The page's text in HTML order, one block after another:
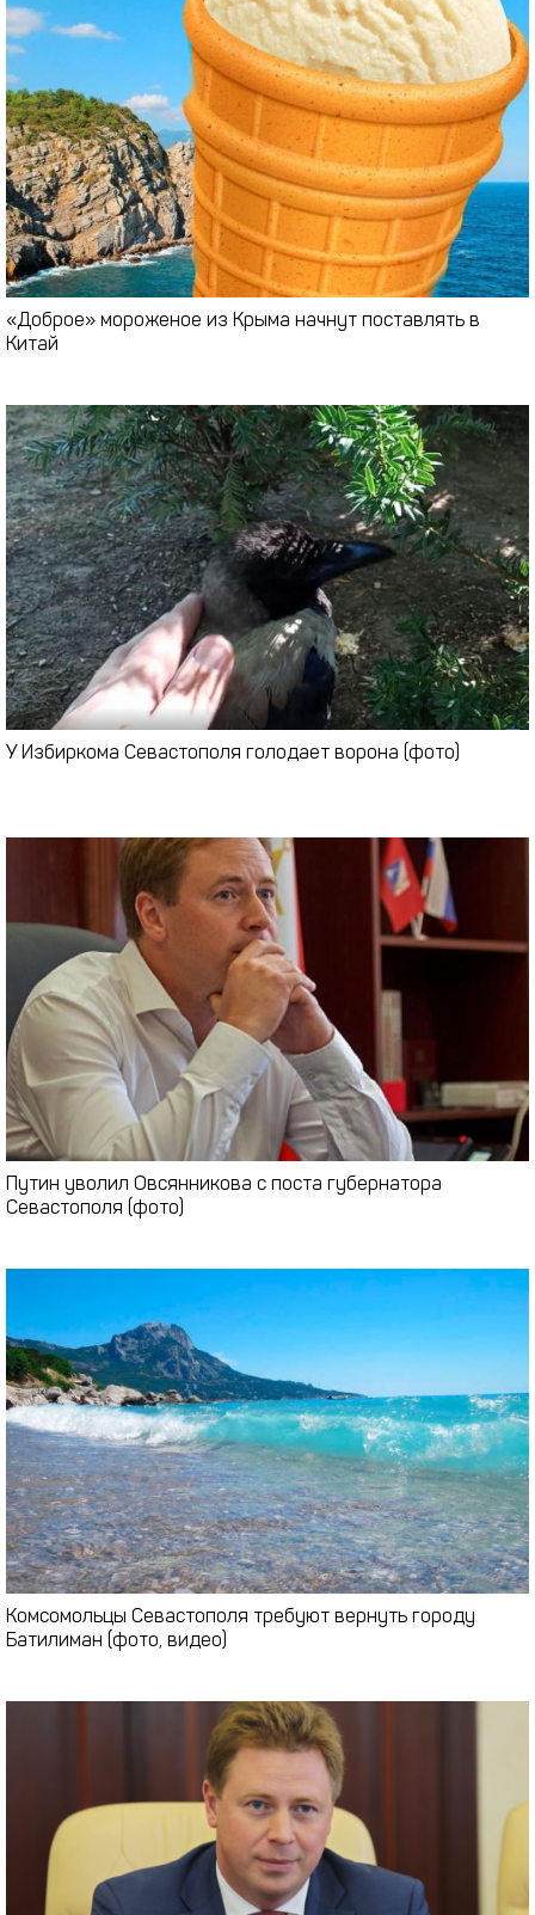
«Доброе» мороженое из Крыма начнут поставлять в
Китай
У Избиркома Севастополя голодает ворона (фото)
Путин уволил Овсянникова с поста губернатора
Севастополя (фото)
Комсомольцы Севастополя требуют вернуть городу
Батилиман (фото, видео)